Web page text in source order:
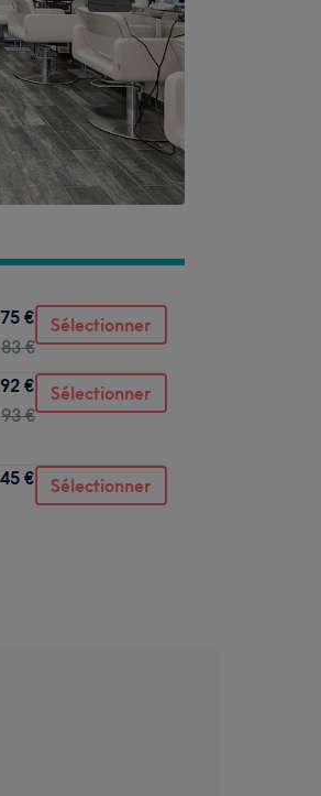
75 €
83 €
Sélectionner
92 €
93 €
Sélectionner
45 € Sélectionner